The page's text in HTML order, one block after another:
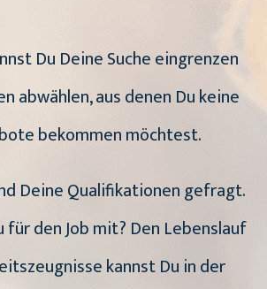
Du Deine Suche eingrenzen
abwählen, aus denen Du keine
bekommen möchtest.
Deine Qualifikationen gefragt.
für den Job mit? Den Lebenslauf
kannst Du in der